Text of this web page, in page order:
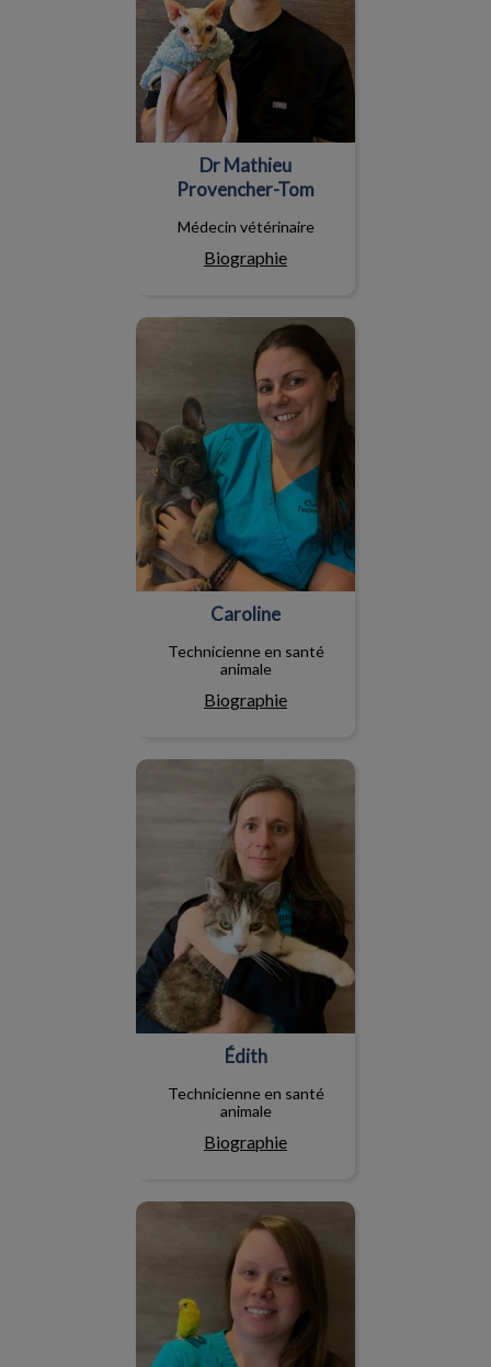
Dr Mathieu
Provencher-Tom
Médecin vétérinaire
Biographie
Caroline
Caroline
Technicienne en santé
animale
Biographie
Édith
Édith
Technicienne en santé
animale
Biographie